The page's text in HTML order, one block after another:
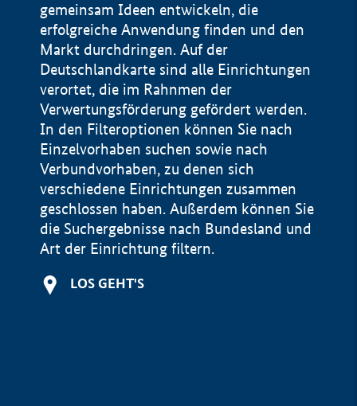
gemeinsam Ideen entwickeln, die
erfolgreiche Anwendung finden und den
Markt durchdringen. Auf der
Deutschlandkarte sind alle Einrichtungen
verortet, die im Rahnmen der
Verwertungsförderung gefördert werden.
In den Filteroptionen können Sie nach
Einzelvorhaben suchen sowie nach
Verbundvorhaben, zu denen sich
verschiedene Einrichtungen zusammen
geschlossen haben. Außerdem können Sie
die Suchergebnisse nach Bundesland und
Art der Einrichtung filtern.
LOS GEHT'S